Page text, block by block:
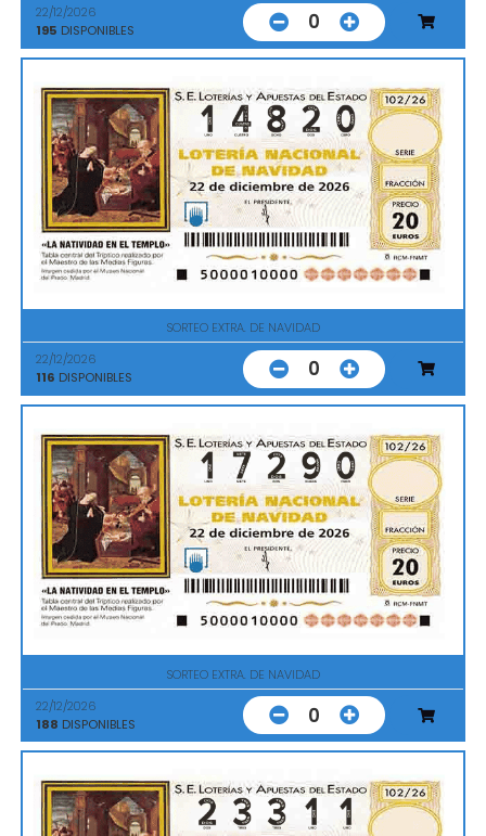
22/12/2026
195 DISPONIBLES 0
SORTEO EXTRA. DE NAVIDAD
22/12/2026
116 DISPONIBLES 0
SORTEO EXTRA. DE NAVIDAD
22/12/2026
188 DISPONIBLES 0